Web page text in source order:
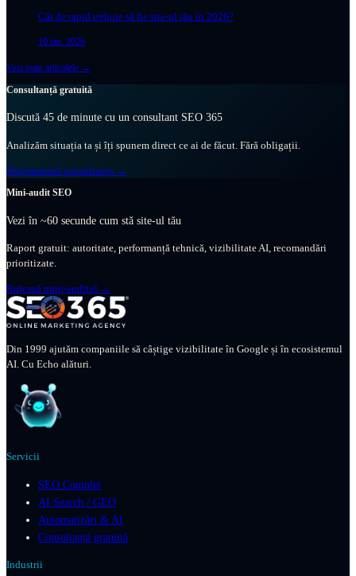
Cât de rapid trebuie să fie site-ul tău în 2026?
10 ian. 2026
Vezi toate articolele →
Consultanță gratuită
Discută 45 de minute cu un consultant SEO 365
Analizăm situația ta și îți spunem direct ce ai de făcut. Fără obligații.
Programează consultanța →
Mini-audit SEO
Vezi în ~60 secunde cum stă site-ul tău
Raport gratuit: autoritate, performanță tehnică, vizibilitate AI, recomandări
prioritizate.
Rulează mini-auditul →
Din 1999 ajutăm companiile să câștige vizibilitate în Google și în ecosistemul
AI. Cu Echo alături.
Servicii
SEO Complet
AI Search / GEO
Automatizări & AI
Consultanță gratuită
Industrii